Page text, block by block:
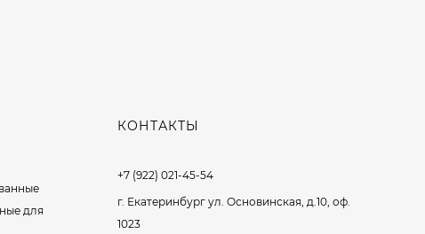
для
КОНТАКТЫ
+7 (922) 021-45-54
г. Екатеринбург ул. Основинская, д.10, оф.
1023